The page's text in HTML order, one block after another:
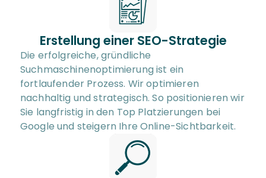
Erstellung einer SEO-Strategie
Die erfolgreiche, gründliche
Suchmaschinenoptimierung ist ein
fortlaufender Prozess. Wir optimieren
nachhaltig und strategisch. So positionieren wir
Sie langfristig in den Top Platzierungen bei
Google und steigern Ihre Online-Sichtbarkeit.